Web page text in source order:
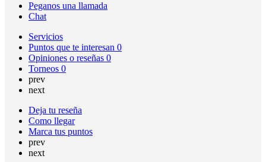
Peganos una llamada
Chat
Servicios
Puntos que te interesan 0
Opiniones o reseñas 0
Torneos 0
prev
next
Deja tu reseña
Como llegar
Marca tus puntos
prev
next